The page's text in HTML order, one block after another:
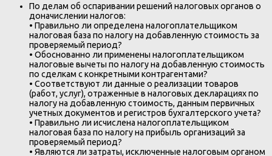
По делам об оспаривании решений налоговых органов о
доначислении налогов:
• Правильно ли определена налогоплательщиком
налоговая база по налогу на добавленную стоимость за
проверяемый период?
• Обоснованно ли применены налогоплательщиком
налоговые вычеты по налогу на добавленную стоимость
по сделкам с конкретными контрагентами?
• Соответствуют ли данные о реализации товаров
(работ, услуг), отраженные в налоговых декларациях по
налогу на добавленную стоимость, данным первичных
учетных документов и регистров бухгалтерского учета?
• Правильно ли исчислена налогоплательщиком
налоговая база по налогу на прибыль организаций за
проверяемый период?
• Являются ли затраты, исключенные налоговым органом